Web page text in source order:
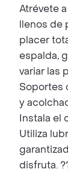
Atrévete
llenos de
placer
espalda,
variar las
Soportes
y
Instala el
Utiliza
disfruta.